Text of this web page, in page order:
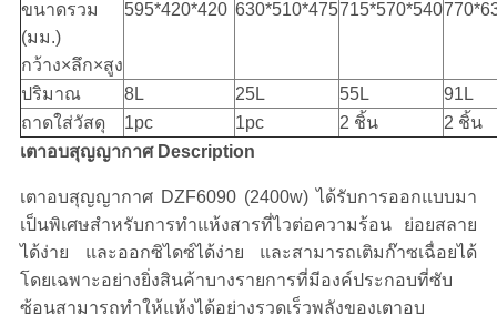
ขนาดรวม
(มม.)
กว้าง×ลึก×สูง
595*420*420 630*510*475715*570*540
ปริมาณ 8L 25L 55L
91L
ถาดใส่วัสดุ
1pc 1pc 2 ชิ้น
2 ชิ้น
เตาอบสุญญากาศ Description
เตาอบสุญญากาศ DZF6090 (2400w) ได้รับการออกแบบมา
เป็นพิเศษสำหรับการทำแห้งสารที่ไวต่อความร้อน ย่อยสลาย
ได้ง่าย และออกซิไดซ์ได้ง่าย และสามารถเติมก๊าซเฉื่อยได้
โดยเฉพาะอย่างยิ่งสินค้าบางรายการที่มีองค์ประกอบที่ซับ
ซ้อนสามารถทำให้แห้งได้อย่างรวดเร็วพลังของเตาอบ